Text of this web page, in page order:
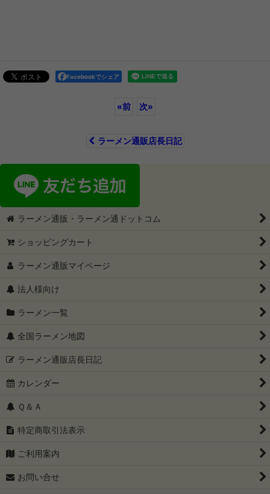
Facebookでシェア
«前 次»
ラーメン通販店長日記
ラーメン通販・ラーメン通ドットコム
ショッピングカート
ラーメン通販マイページ
法人様向け
ラーメン一覧
全国ラーメン地図
ラーメン通販店長日記
カレンダー
Ｑ＆Ａ
特定商取引法表示
ご利用案内
お問い合せ